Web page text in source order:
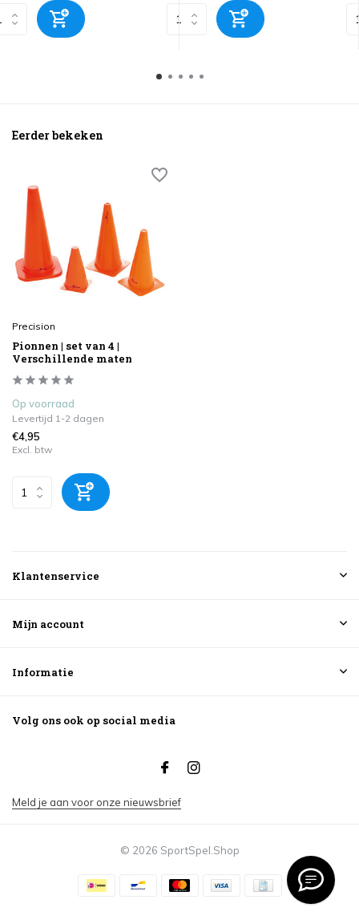
Eerder bekeken
Precision
Pionnen | set van 4 |
Verschillende maten
Op voorraad
Levertijd 1-2 dagen
€4,95
Excl. btw
Klantenservice
Mijn account
Informatie
Volg ons ook op social media
Meld je aan voor onze nieuwsbrief
© 2026 SportSpel.Shop